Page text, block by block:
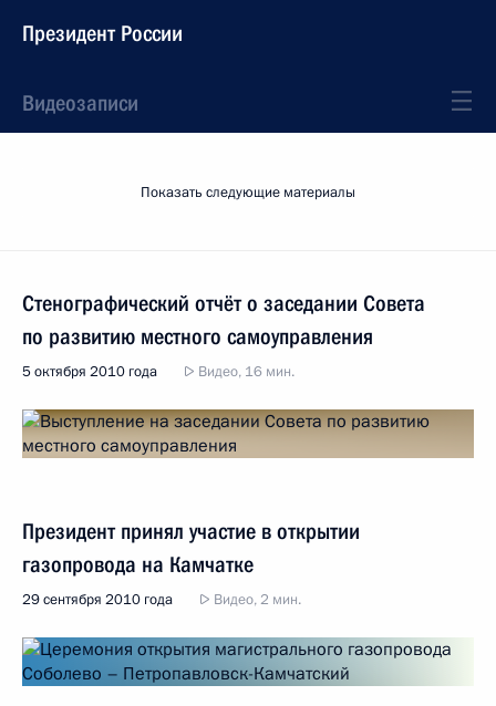
Президент России
Видеозаписи
Показать следующие материалы
Стенографический отчёт о заседании Совета
по развитию местного самоуправления
5 октября 2010 года Видео, 16 мин.
Президент принял участие в открытии
газопровода на Камчатке
29 сентября 2010 года Видео, 2 мин.